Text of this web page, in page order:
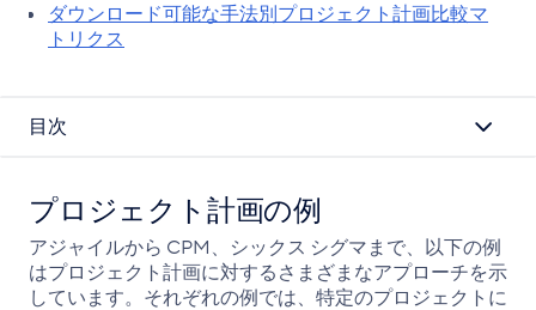
ダウンロード可能な手法別プロジェクト計画比較マ
トリクス
目次
プロジェクト計画の例
アジャイルから CPM、シックス シグマまで、以下の例
はプロジェクト計画に対するさまざまなアプローチを示
しています。それぞれの例では、特定のプロジェクトに